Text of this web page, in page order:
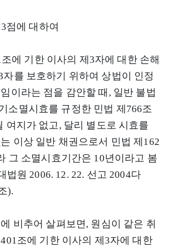
점에 대하여
에 기한 이사의 제3자에 대한 손해
자를 보호하기 위하여 상법이 인정
이라는 점을 감안할 때, 일반 불법
소멸시효를 규정한 민법 제766조
여지가 없고, 달리 별도로 시효를
이상 일반 채권으로서 민법 제162
그 소멸시효기간은 10년이라고 봄
법원 2006. 12. 22. 선고 2004다
).
비추어 살펴보면, 원심이 같은 취
조에 기한 이사의 제3자에 대한